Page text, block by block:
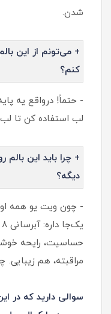
شدن.
+ می‌تونم از این
کنم؟
- حتماً! درواقع یه
لب استفاده کن تا
+ چرا باید این
دیگه؟
- چون ویت یو همه
حساسیت، رایحه
مراقبته، هم زیبایی.
سوالی دارید که